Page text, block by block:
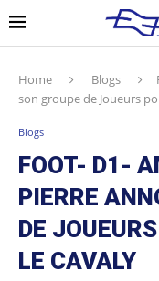
Home Blogs
son groupe de Joueurs
Blogs
FOOT- D1-
PIERRE
DE
LE CAVALY